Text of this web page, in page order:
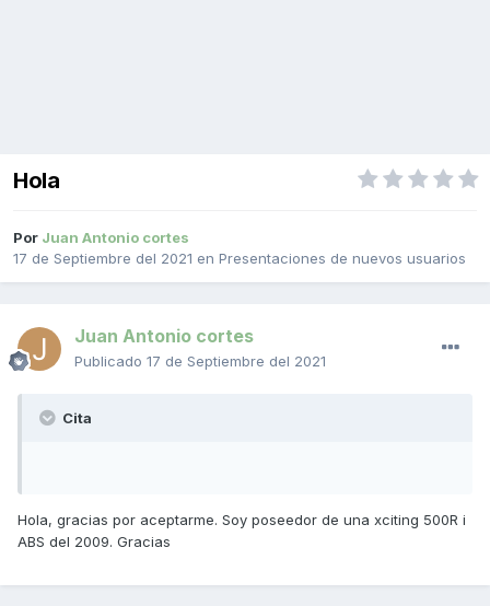
Hola
Por Juan Antonio cortes
17 de Septiembre del 2021 en Presentaciones de nuevos usuarios
Juan Antonio cortes
Publicado 17 de Septiembre del 2021
Cita
Hola, gracias por aceptarme. Soy poseedor de una xciting 500R i
ABS del 2009. Gracias